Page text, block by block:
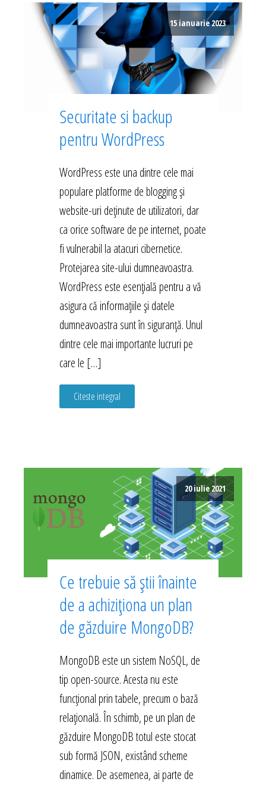
15 ianuarie 2023
Securitate si backup
pentru WordPress
WordPress este una dintre cele mai
populare platforme de blogging și
website-uri deținute de utilizatori, dar
ca orice software de pe internet, poate
fi vulnerabil la atacuri cibernetice.
Protejarea site-ului dumneavoastra.
WordPress este esențială pentru a vă
asigura că informațiile și datele
dumneavoastra sunt în siguranță. Unul
dintre cele mai importante lucruri pe
care le […]
Citeste integral
20 iulie 2021
Ce trebuie să știi înainte
de a achiziționa un plan
de găzduire MongoDB?
MongoDB este un sistem NoSQL, de
tip open-source. Acesta nu este
funcțional prin tabele, precum o bază
relațională. În schimb, pe un plan de
găzduire MongoDB totul este stocat
sub formă JSON, existând scheme
dinamice. De asemenea, ai parte de